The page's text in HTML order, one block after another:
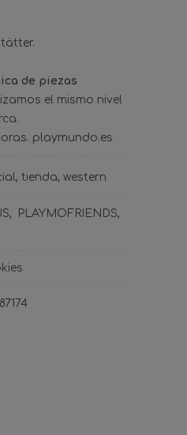
de piezas
el mismo nivel
playmundo.es
tienda western
PLAYMOFRIENDS